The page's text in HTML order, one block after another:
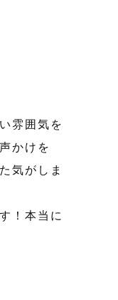
雰囲気を
かけを
気がしま
！本当に